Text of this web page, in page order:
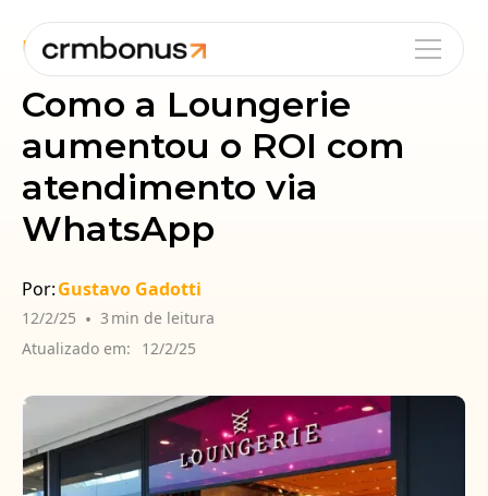
Blog Cases Varejo
Como a Loungerie
aumentou o ROI com
atendimento via
WhatsApp
Por:Gustavo Gadotti
12/2/25 • 3 min de leitura
Atualizado em:
12/2/25